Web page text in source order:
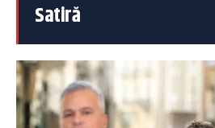
Satiră